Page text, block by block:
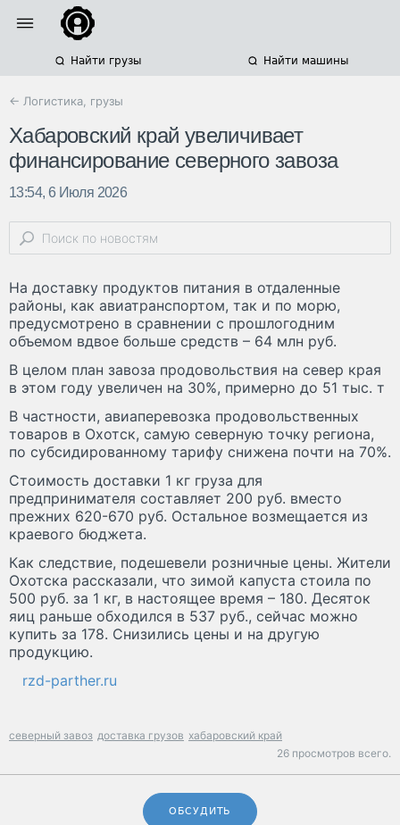
Найти грузы Найти машины
← Логистика, грузы
Хабаровский край увеличивает
финансирование северного завоза
13:54, 6 Июля 2026
На доставку продуктов питания в отдаленные
районы, как авиатранспортом, так и по морю,
предусмотрено в сравнении с прошлогодним
объемом вдвое больше средств – 64 млн руб.
В целом план завоза продовольствия на север края
в этом году увеличен на 30%, примерно до 51 тыс. т
В частности, авиаперевозка продовольственных
товаров в Охотск, самую северную точку региона,
по субсидированному тарифу снижена почти на 70%.
Стоимость доставки 1 кг груза для
предпринимателя составляет 200 руб. вместо
прежних 620-670 руб. Остальное возмещается из
краевого бюджета.
Как следствие, подешевели розничные цены. Жители
Охотска рассказали, что зимой капуста стоила по
500 руб. за 1 кг, в настоящее время – 180. Десяток
яиц раньше обходился в 537 руб., сейчас можно
купить за 178. Снизились цены и на другую
продукцию.
rzd-parther.ru
северный завоз доставка грузов хабаровский край
26 просмотров всего.
ОБСУДИТЬ